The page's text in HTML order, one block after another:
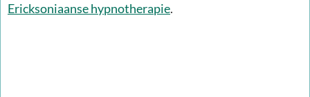
Ericksoniaanse hypnotherapie.